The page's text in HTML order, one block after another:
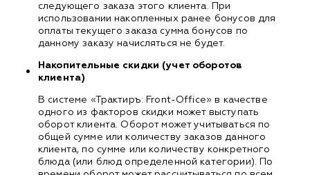
следующего заказа этого клиента. При
использовании накопленных ранее бонусов для
оплаты текущего заказа сумма бонусов по
данному заказу начисляться не будет.
Накопительные скидки (учет оборотов
клиента)
В системе «Трактиръ: Front-Office» в качестве
одного из факторов скидки может выступать
оборот клиента. Оборот может учитываться по
общей сумме или количеству заказов данного
клиента, по сумме или количеству конкретного
блюда (или блюд определенной категории). По